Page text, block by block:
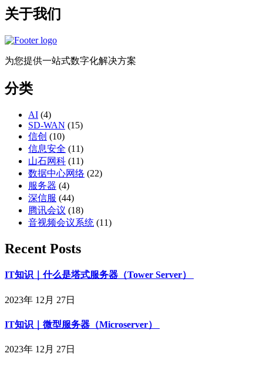
关于我们
为您提供一站式数字化解决方案
分类
AI (4)
SD-WAN (15)
信创 (10)
信息安全 (11)
山石网科 (11)
数据中心网络 (22)
服务器 (4)
深信服 (44)
腾讯会议 (18)
音视频会议系统 (11)
Recent Posts
IT知识｜什么是塔式服务器（Tower Server）
2023年 12月 27日
IT知识｜微型服务器（Microserver）
2023年 12月 27日